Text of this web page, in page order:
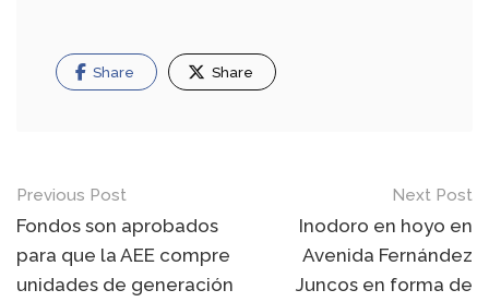
Share Share
Post
navigation
Previous Post
Fondos son aprobados
para que la AEE compre
unidades de generación
Next Post
Inodoro en hoyo en
Avenida Fernández
Juncos en forma de